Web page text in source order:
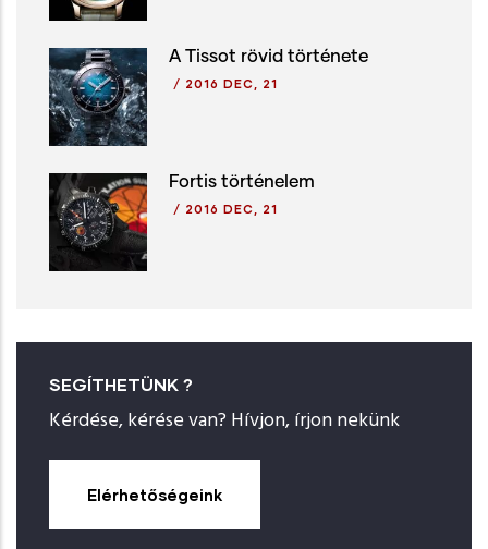
A Tissot rövid története
/ 2016 DEC, 21
Fortis történelem
/ 2016 DEC, 21
SEGÍTHETÜNK ?
Kérdése, kérése van? Hívjon, írjon nekünk
Elérhetőségeink